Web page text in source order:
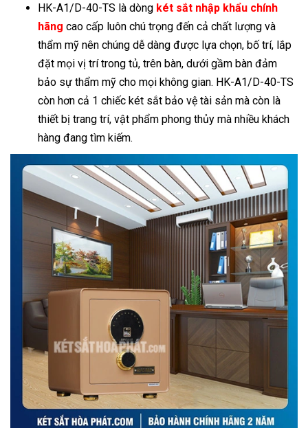
HK-A1/D-40-TS là dòng két sắt nhập khẩu chính
hãng cao cấp luôn chú trọng đến cả chất lượng và
thẩm mỹ nên chúng dễ dàng được lựa chọn, bố trí, lắp
đặt mọi vị trí trong tủ, trên bàn, dưới gầm bàn đảm
bảo sự thẩm mỹ cho mọi không gian. HK-A1/D-40-TS
còn hơn cả 1 chiếc két sắt bảo vệ tài sản mà còn là
thiết bị trang trí, vật phẩm phong thủy mà nhiều khách
hàng đang tìm kiếm.